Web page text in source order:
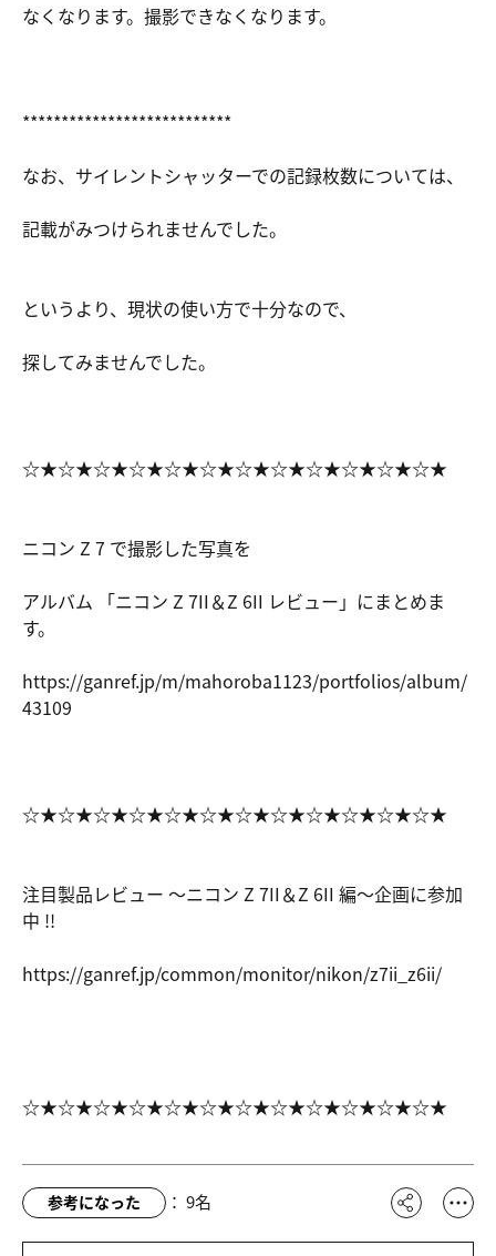
なくなります。撮影できなくなります。
***************************
なお、サイレントシャッターでの記録枚数については、
記載がみつけられませんでした。
というより、現状の使い方で十分なので、
探してみませんでした。
☆★☆★☆★☆★☆★☆★☆★☆★☆★☆★☆★☆★
ニコン Z 7 で撮影した写真を
アルバム 「ニコン Z 7II＆Z 6II レビュー」にまとめま
す。
https://ganref.jp/m/mahoroba1123/portfolios/album/
43109
☆★☆★☆★☆★☆★☆★☆★☆★☆★☆★☆★☆★
注目製品レビュー ～ニコン Z 7II＆Z 6II 編～企画に参加
中 !!
https://ganref.jp/common/monitor/nikon/z7ii_z6ii/
☆★☆★☆★☆★☆★☆★☆★☆★☆★☆★☆★☆★
参考になった ： 9名